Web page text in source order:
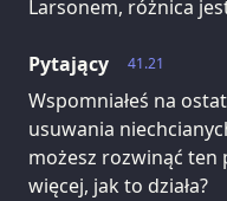
Larsonem, różnica
41.21
Pytający
Wspomniałeś na
usuwania
możesz rozwinąć ten
więcej, jak to działa?